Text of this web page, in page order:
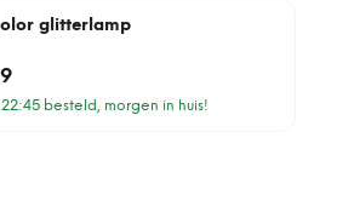
glitterlamp
besteld, morgen in huis!